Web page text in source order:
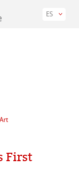
ES
First